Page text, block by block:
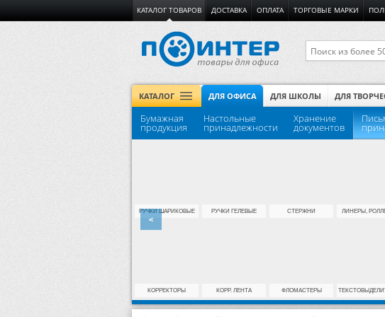
КАТАЛОГ ТОВАРОВ ДОСТАВКА ОПЛАТА ТОРГОВЫЕ МАРКИ
КАТАЛОГ ДЛЯ ОФИСА ДЛЯ ШКОЛЫ ДЛЯ
Бумажная
продукция
Настольные
принадлежности
Хранение
документов
РУЧКИ ШАРИКОВЫЕ РУЧКИ ГЕЛЕВЫЕ СТЕРЖНИ ЛИНЕРЫ,
КОРРЕКТОРЫ КОРР. ЛЕНТА ФЛОМАСТЕРЫ
<